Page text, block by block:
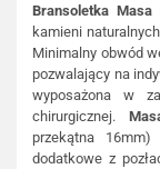
Bransoletka Masa
kamieni
Minimalny obwód
pozwalający na
wyposażona w
chirurgicznej.
przekątna 16mm)
dodatkowe z